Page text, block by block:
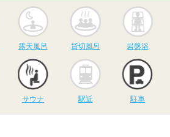
かけ流し 露天風呂
露天風呂
貸切風呂
貸切風呂 岩盤浴
サウナ
サウナ 駅近 駐車